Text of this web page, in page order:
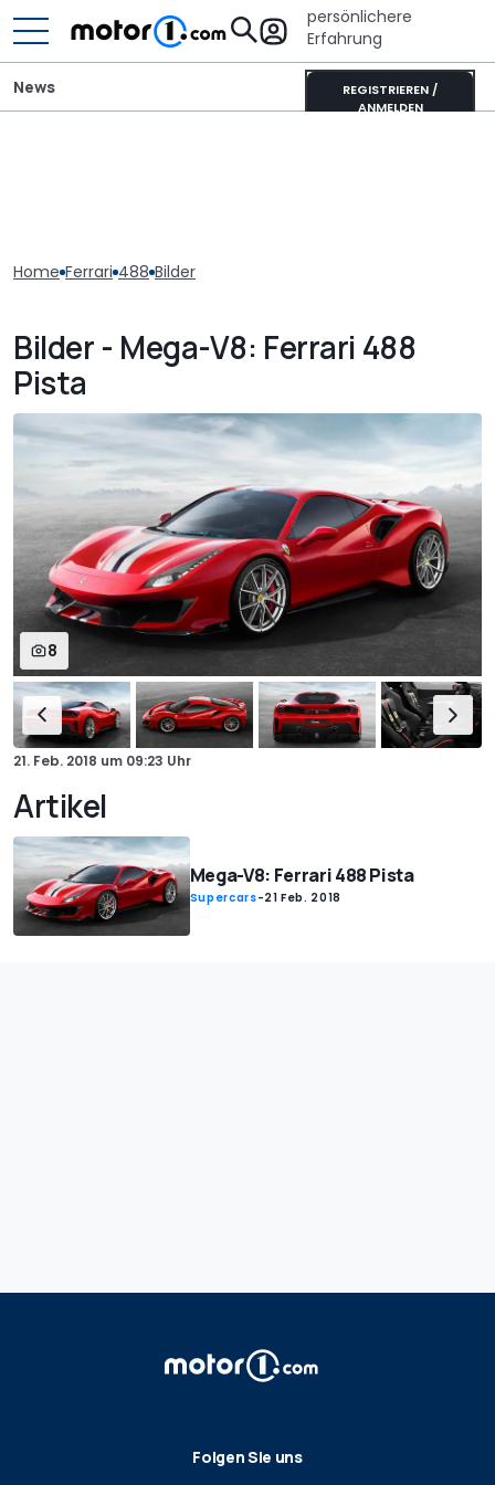
persönlichere
Erfahrung
REGISTRIEREN /
ANMELDEN
News
Home Ferrari 488 Bilder
Bilder - Mega-V8: Ferrari 488
Pista
8
21. Feb. 2018 um 09:23 Uhr
Artikel
Mega-V8: Ferrari 488 Pista
Supercars-21 Feb. 2018
Folgen Sie uns